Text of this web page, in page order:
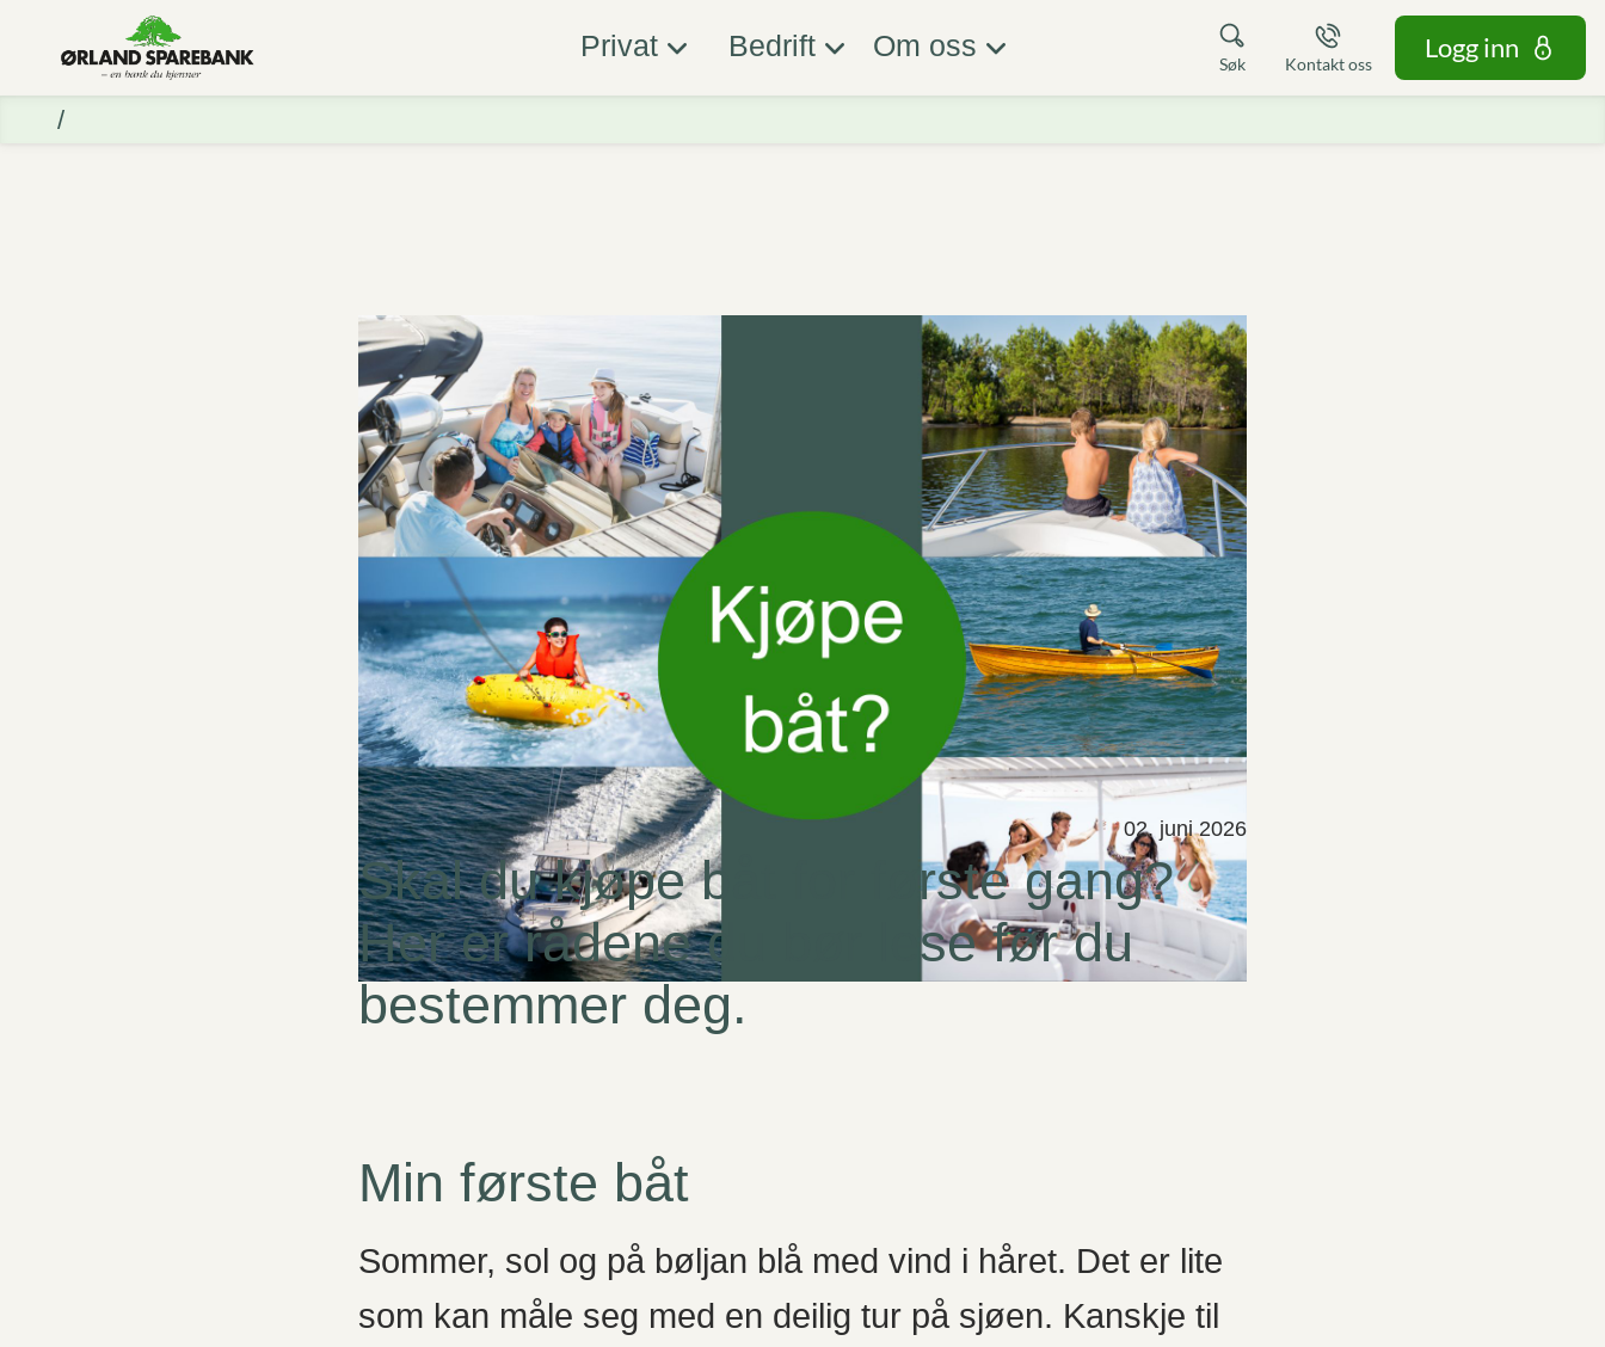
Privat Bedrift Om oss
Søk Kontakt oss
Logg inn
Skal du kjøpe båt for første gang?
Her er rådene du bør lese før du
bestemmer deg.
02. juni 2026
Min første båt
Sommer, sol og på bøljan blå med vind i håret. Det er lite
som kan måle seg med en deilig tur på sjøen. Kanskje til